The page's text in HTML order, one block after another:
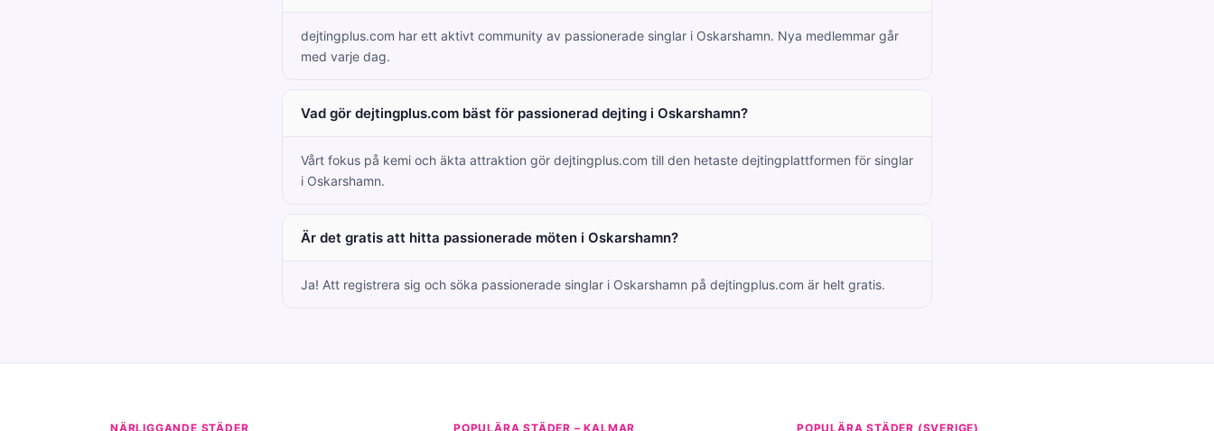
dejtingplus.com har ett aktivt community av passionerade singlar i Oskarshamn. Nya medlemmar går
med varje dag.
Vad gör dejtingplus.com bäst för passionerad dejting i Oskarshamn?
Vårt fokus på kemi och äkta attraktion gör dejtingplus.com till den hetaste dejtingplattformen för singlar
i Oskarshamn.
Är det gratis att hitta passionerade möten i Oskarshamn?
Ja! Att registrera sig och söka passionerade singlar i Oskarshamn på dejtingplus.com är helt gratis.
NÄRLIGGANDE STÄDER POPULÄRA STÄDER – KALMAR POPULÄRA STÄDER (SVERIGE)